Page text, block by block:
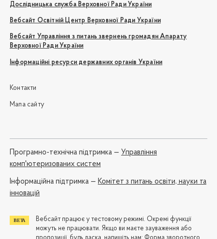
Дослідницька служба Верховної Ради України
Вебсайт Освітній Центр Верховної Ради України
Вебсайт Управління з питань звернень громадян Апарату
Верховної Ради України
Інформаційні ресурси державних органів України
Контакти
Мапа сайту
Програмно-технічна підтримка — Управління
комп'ютеризованих систем
Iнформаційна підтримка — Комітет з питань освіти, науки та
інновацій
Вебсайт працює у тестовому режимі. Окремі функції
можуть не працювати. Якщо ви маєте зауваження або